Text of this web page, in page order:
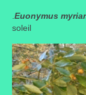
Et aussi…
Dictons
Recettes
.Euonymus
soleil